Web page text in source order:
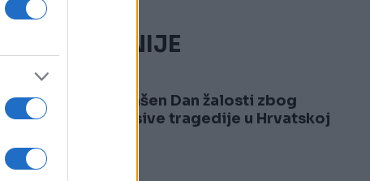
NAJČITANIJE
1
Proglašen Dan žalosti zbog
neopisive tragedije u Hrvatskoj